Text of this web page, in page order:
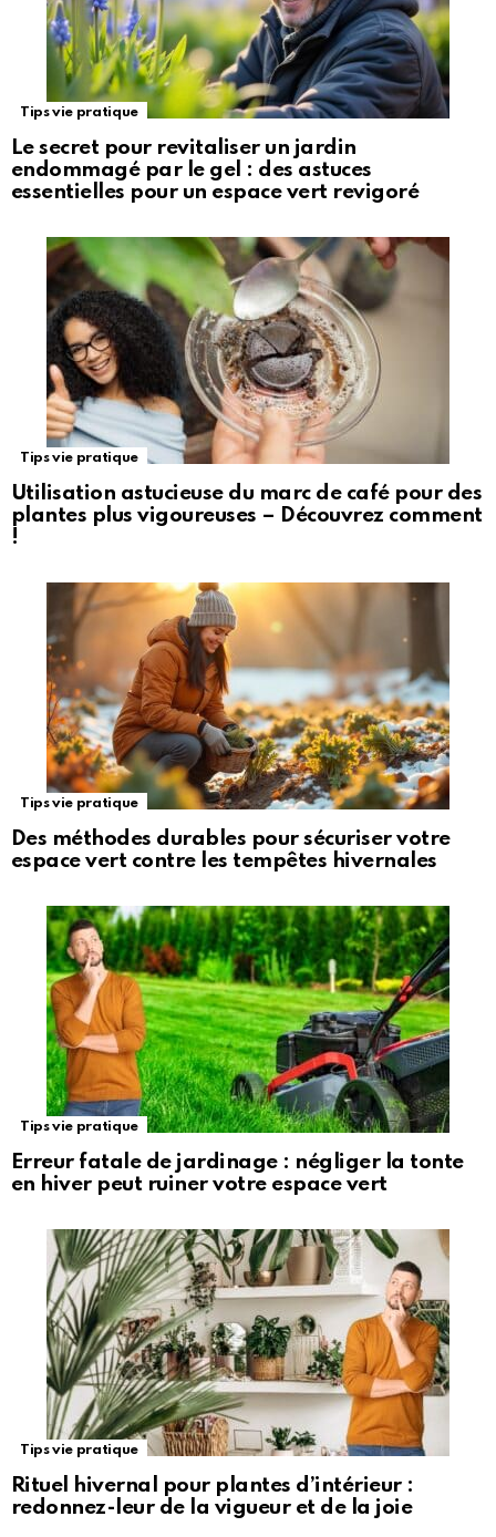
Tips vie pratique
Le secret pour revitaliser un jardin
endommagé par le gel : des astuces
essentielles pour un espace vert revigoré
Tips vie pratique
Utilisation astucieuse du marc de café pour des
plantes plus vigoureuses – Découvrez comment
!
Tips vie pratique
Des méthodes durables pour sécuriser votre
espace vert contre les tempêtes hivernales
Tips vie pratique
Erreur fatale de jardinage : négliger la tonte
en hiver peut ruiner votre espace vert
Tips vie pratique
Rituel hivernal pour plantes d’intérieur :
redonnez-leur de la vigueur et de la joie